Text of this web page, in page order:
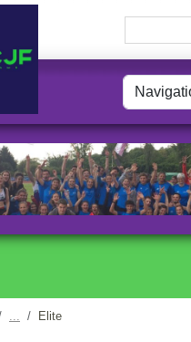
Elite